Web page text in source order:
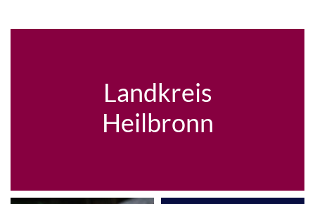
Landkreis
Heilbronn